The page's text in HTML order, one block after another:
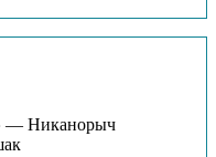
— Никанорыч